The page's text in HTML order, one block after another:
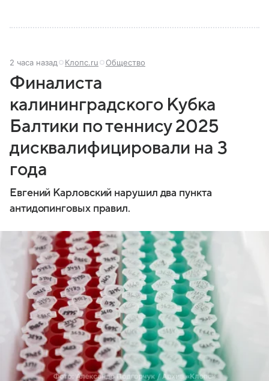
2 часа назад Клопс.ru Общество
Финалиста
калининградского Кубка
Балтики по теннису 2025
дисквалифицировали на 3
года
Евгений Карловский нарушил два пункта
антидопинговых правил.